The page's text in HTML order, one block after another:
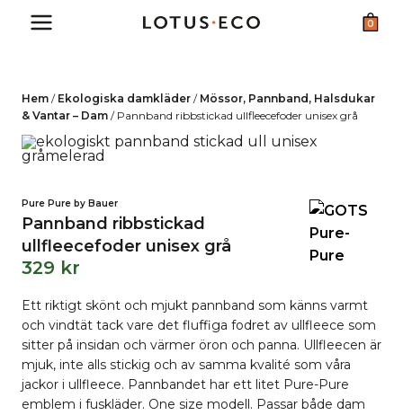
0
Hem / Ekologiska damkläder / Mössor, Pannband, Halsdukar
& Vantar – Dam / Pannband ribbstickad ullfleecefoder unisex grå
Pure Pure by Bauer
Pannband ribbstickad
ullfleecefoder unisex grå
329 kr
Ett riktigt skönt och mjukt pannband som känns varmt
och vindtät tack vare det fluffiga fodret av ullfleece som
sitter på insidan och värmer öron och panna. Ullfleecen är
mjuk, inte alls stickig och av samma kvalité som våra
jackor i ullfleece. Pannbandet har ett litet Pure-Pure
emblem i fuskläder. One size modell. Passar både dam